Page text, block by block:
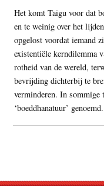
Het komt Taigu voor dat
en te weinig over het
opgelost voordat iemand
existentiële kerndilemma
rotheid van de wereld,
bevrijding dichterbij te
verminderen. In sommige
‘boeddhanatuur’ genoemd.